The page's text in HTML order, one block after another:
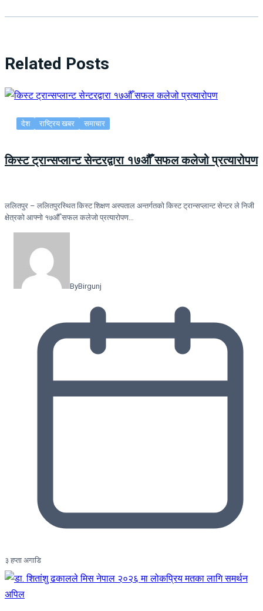
Related Posts
देश राष्ट्रिय खबर समाचार
किस्ट ट्रान्सप्लान्ट सेन्टरद्वारा १७औँ सफल कलेजो प्रत्यारोपण
ललितपुर – ललितपुरस्थित किस्ट शिक्षण अस्पताल अन्तर्गतको किस्ट ट्रान्सप्लान्ट सेन्टर ले निजी
क्षेत्रको आफ्नो १७औँ सफल कलेजो प्रत्यारोपण…
ByBirgunj
३ हप्ता अगाडि